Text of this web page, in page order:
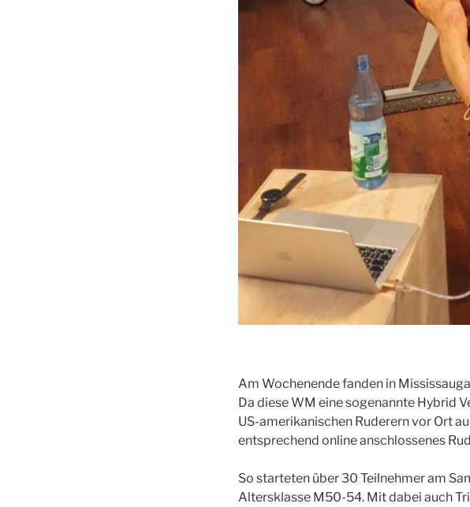
Am Wochenende fanden in
Da diese WM eine sogenannte Hybrid
US-amerikanischen Ruderern vor Ort
entsprechend online anschlossenes
So starteten über 30 Teilnehmer am
Altersklasse M50-54. Mit dabei auch